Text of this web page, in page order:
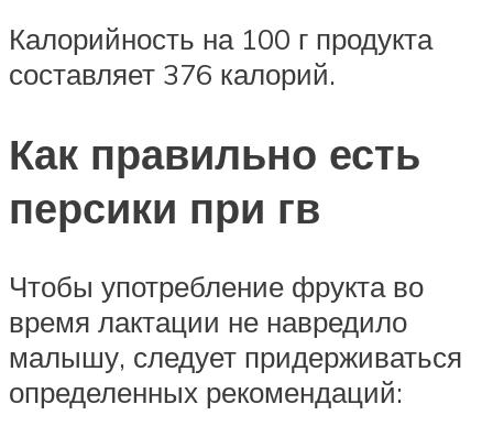
Калорийность на 100 г продукта
составляет 376 калорий.
Как правильно есть
персики при гв
Чтобы употребление фрукта во
время лактации не навредило
малышу, следует придерживаться
определенных рекомендаций: